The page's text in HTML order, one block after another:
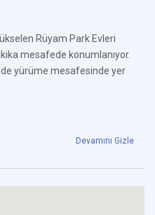
Rüyam Park Evleri
mesafede konumlanıyor.
yürüme mesafesinde yer
Devamını Gizle